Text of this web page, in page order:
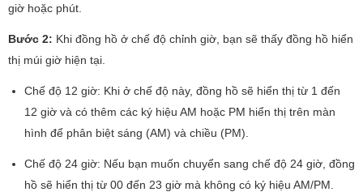
giờ hoặc phút.
Bước 2: Khi đồng hồ ở chế độ chỉnh giờ, bạn sẽ thấy đồng hồ hiển
thị múi giờ hiện tại.
Chế độ 12 giờ: Khi ở chế độ này, đồng hồ sẽ hiển thị từ 1 đến
12 giờ và có thêm các ký hiệu AM hoặc PM hiển thị trên màn
hình để phân biệt sáng (AM) và chiều (PM).
Chế độ 24 giờ: Nếu bạn muốn chuyển sang chế độ 24 giờ, đồng
hồ sẽ hiển thị từ 00 đến 23 giờ mà không có ký hiệu AM/PM.